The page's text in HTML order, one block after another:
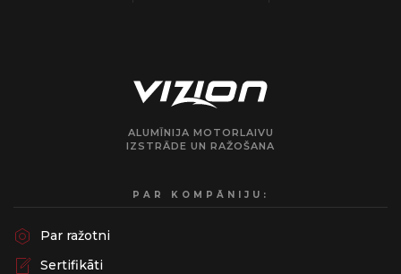
ALUMĪNIJA MOTORLAIVU
IZSTRĀDE UN RAŽOŠANA
PAR KOMPĀNIJU:
Par ražotni
Sertifikāti